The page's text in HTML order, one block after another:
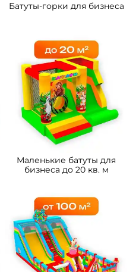
Батуты-горки для бизнеса
Маленькие батуты для
бизнеса до 20 кв. м